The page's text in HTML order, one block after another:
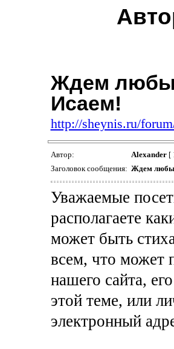
Ждем
Исаем!
http://sheynis.ru/
Автор: Alexander[
Заголовок сообщения: Ждем
Уважаемые
располагаете
может быть
всем, что может
нашего сайта,
этой теме, или
электронный